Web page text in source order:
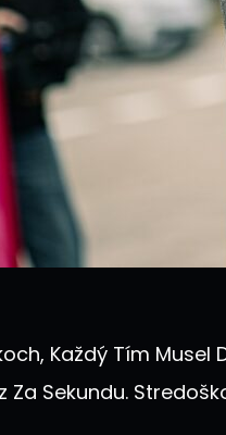
Každý Tím
Za Sekundu.